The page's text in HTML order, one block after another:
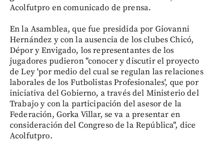
Acolfutpro en comunicado de prensa.
En la Asamblea, que fue presidida por Giovanni
Hernández y con la ausencia de los clubes Chicó,
Dépor y Envigado, los representantes de los
jugadores pudieron "conocer y discutir el proyecto
de Ley 'por medio del cual se regulan las relaciones
laborales de los Futbolistas Profesionales', que por
iniciativa del Gobierno, a través del Ministerio del
Trabajo y con la participación del asesor de la
Federación, Gorka Villar, se va a presentar en
consideración del Congreso de la República", dice
Acolfutpro.